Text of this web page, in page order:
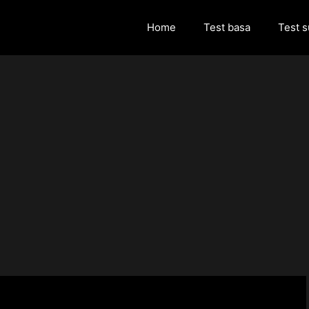
Home Test basa Test